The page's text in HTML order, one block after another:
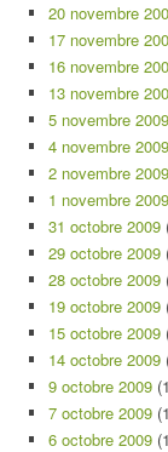
20 novembre
17 novembre
16 novembre
13 novembre
5 novembre 2009
4 novembre 2009
2 novembre 2009
1 novembre 2009
31 octobre 2009
29 octobre 2009
28 octobre 2009
19 octobre 2009
15 octobre 2009
14 octobre 2009
9 octobre 2009
7 octobre 2009
6 octobre 2009